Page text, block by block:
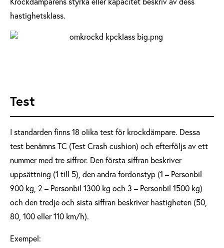
hastighetsklass.
Test
I standarden finns 18 olika test för krockdämpare. Dessa
test benämns TC (Test Crash cushion) och efterföljs av ett
nummer med tre siffror. Den första siffran beskriver
uppsättning (1 till 5), den andra fordonstyp (1 – Personbil
900 kg, 2 – Personbil 1300 kg och 3 – Personbil 1500 kg)
och den tredje och sista siffran beskriver hastigheten (50,
80, 100 eller 110 km/h).
Exempel: